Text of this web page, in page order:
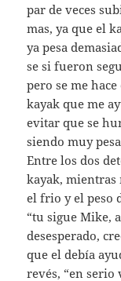
par de veces
mas, ya que el
ya pesa
se si fueron
pero se me
kayak que me
evitar que se
siendo muy
Entre los dos
kayak,
el frio y el peso
“tu sigue Mike,
desesperado,
que el debía
revés, “en serio